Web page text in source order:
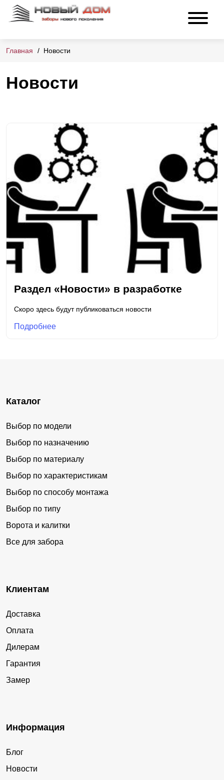
Главная Новости
Новости
Раздел «Новости» в разработке
Скоро здесь будут публиковаться новости
Подробнее
Каталог
Выбор по модели
Выбор по назначению
Выбор по материалу
Выбор по характеристикам
Выбор по способу монтажа
Выбор по типу
Ворота и калитки
Все для забора
Клиентам
Доставка
Оплата
Дилерам
Гарантия
Замер
Информация
Блог
Новости